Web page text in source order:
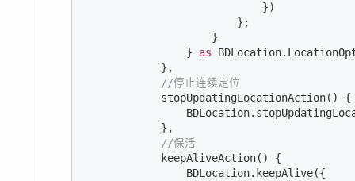
                            })
                        };
                    }
                }
as
            },
//停止连续定位
            stopUpdatingLocationAction() {
            },
//保活
            keepAliveAction() {
                BDLocation.keepAlive({